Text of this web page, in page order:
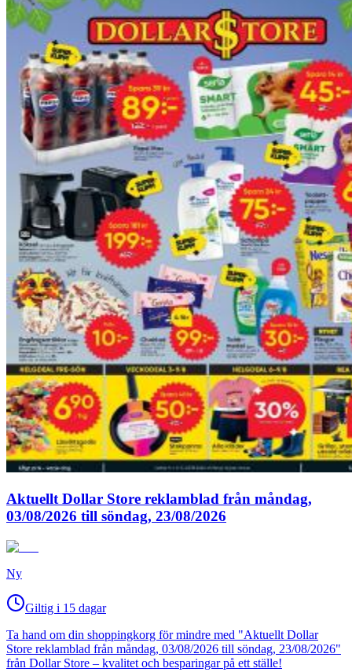
Aktuellt Dollar Store reklamblad från måndag,
03/08/2026 till söndag, 23/08/2026
Ny
Giltig i 15 dagar
Ta hand om din shoppingkorg för mindre med "Aktuellt Dollar
Store reklamblad från måndag, 03/08/2026 till söndag, 23/08/2026"
från Dollar Store – kvalitet och besparingar på ett ställe!